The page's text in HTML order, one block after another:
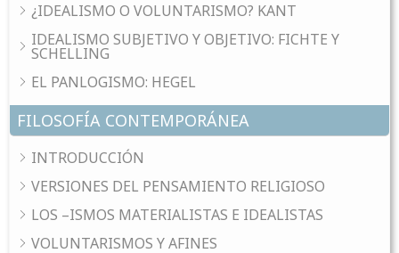
¿IDEALISMO O VOLUNTARISMO? KANT
IDEALISMO SUBJETIVO Y OBJETIVO: FICHTE Y
SCHELLING
EL PANLOGISMO: HEGEL
FILOSOFÍA CONTEMPORÁNEA
INTRODUCCIÓN
VERSIONES DEL PENSAMIENTO RELIGIOSO
LOS –ISMOS MATERIALISTAS E IDEALISTAS
VOLUNTARISMOS Y AFINES